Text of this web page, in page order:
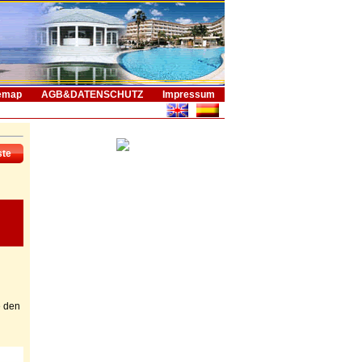
AGB&DATENSCHUTZ Impressum
den